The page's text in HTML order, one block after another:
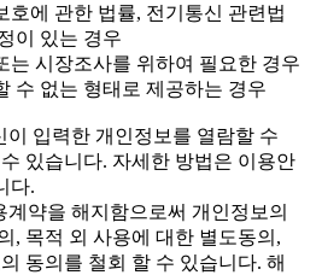
호에 관한 법률, 전기통신 관련법
이 있는 경우
는 시장조사를 위하여 필요한 경우
수 없는 형태로 제공하는 경우
입력한 개인정보를 열람할 수
있습니다. 자세한 방법은 이용안
다.
약을 해지함으로써 개인정보의
, 목적 외 사용에 대한 별도동의,
동의를 철회 할 수 있습니다. 해